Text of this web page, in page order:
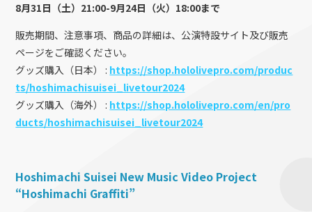
8月31日（土）21:00-9月24日（火）18:00まで
販売期間、注意事項、商品の詳細は、公演特設サイト及び販売
ページをご確認ください。
グッズ購入（日本） : https://shop.hololivepro.com/produc
ts/hoshimachisuisei_livetour2024
グッズ購入（海外） : https://shop.hololivepro.com/en/pro
ducts/hoshimachisuisei_livetour2024
Hoshimachi Suisei New Music Video Project
“Hoshimachi Graffiti”